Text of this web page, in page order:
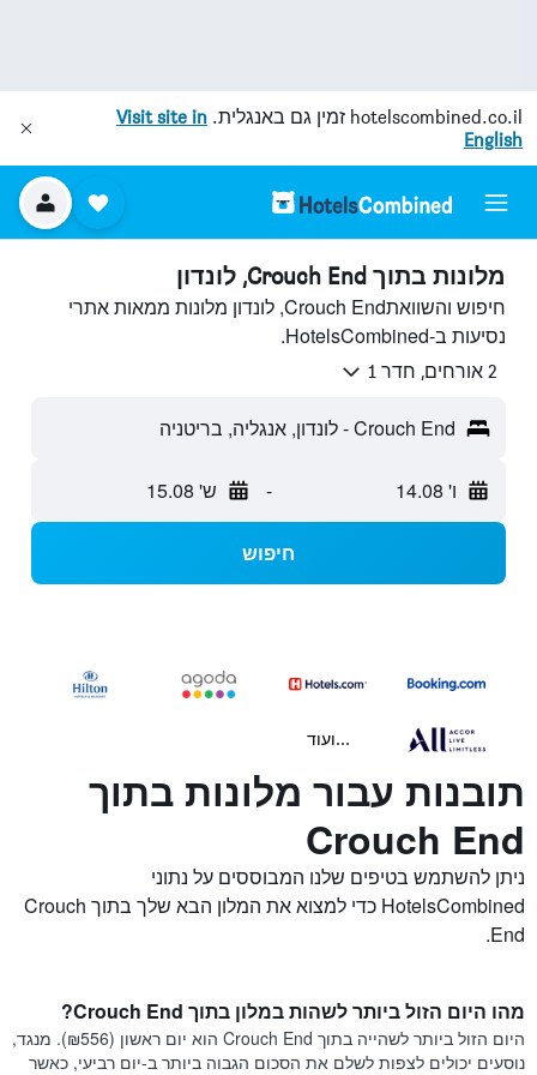
hotelscombined.co.il זמין גם באנגלית. Visit site in
English
מלונות בתוך Crouch End, לונדון
חיפוש והשוואתCrouch End, לונדון מלונות ממאות אתרי
נסיעות ב-HotelsCombined.
2 אורחים, חדר 1
Crouch End - לונדון, אנגליה, בריטניה
ו' 14.08 - ש' 15.08
חיפוש
...ועוד
תובנות עבור מלונות בתוך
Crouch End
ניתן להשתמש בטיפים שלנו המבוססים על נתוני
HotelsCombined כדי למצוא את המלון הבא שלך בתוך Crouch
End.
מהו היום הזול ביותר לשהות במלון בתוך Crouch End?
היום הזול ביותר לשהייה בתוך Crouch End הוא יום ראשון (₪556). מנגד,
נוסעים יכולים לצפות לשלם את הסכום הגבוה ביותר ב-יום רביעי, כאשר